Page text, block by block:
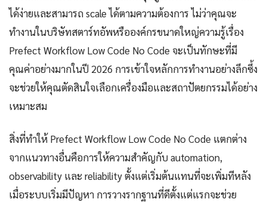
ได้ง่ายและสามารถ scale ได้ตามความต้องการ ไม่ว่าคุณจะ
ทำงานในบริษัทสตาร์ทอัพหรือองค์กรขนาดใหญ่ความรู้เรื่อง
Prefect Workflow Low Code No Code จะเป็นทักษะที่มี
คุณค่าอย่างมากในปี 2026 การเข้าใจหลักการทำงานอย่างลึกซึ้ง
จะช่วยให้คุณตัดสินใจเลือกเครื่องมือและสถาปัตยกรรมได้อย่าง
เหมาะสม
สิ่งที่ทำให้ Prefect Workflow Low Code No Code แตกต่าง
จากแนวทางอื่นคือการให้ความสำคัญกับ automation,
observability และ reliability ตั้งแต่เริ่มต้นแทนที่จะเพิ่มทีหลัง
เมื่อระบบเริ่มมีปัญหา การวางรากฐานที่ดีตั้งแต่แรกจะช่วย